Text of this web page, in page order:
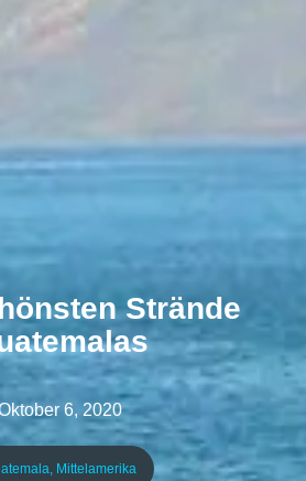
Strände
6, 2020
, Mittelamerika